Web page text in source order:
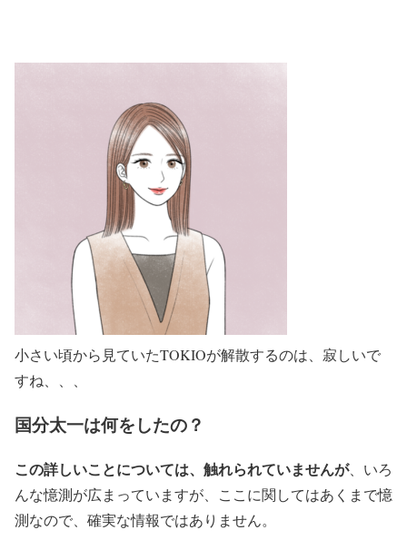
小さい頃から見ていたTOKIOが解散するのは、寂しいで
すね、、、
国分太一は何をしたの？
この詳しいことについては、触れられていませんが、いろ
んな憶測が広まっていますが、ここに関してはあくまで憶
測なので、確実な情報ではありません。